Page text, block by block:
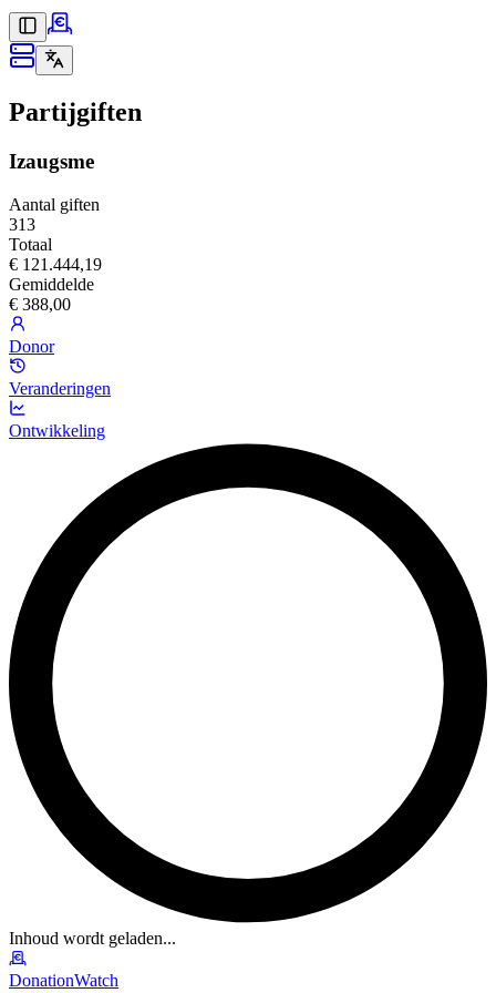
Partijgiften
Izaugsme
Aantal giften
313
Totaal
€ 121.444,19
Gemiddelde
€ 388,00
Donor
Veranderingen
Ontwikkeling
Inhoud wordt geladen...
DonationWatch